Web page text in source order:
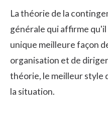
La théorie de la
générale qui affirme
unique meilleure façon
organisation et de
théorie, le meilleur style
la situation.